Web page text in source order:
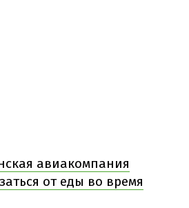
авиакомпания
от еды во время